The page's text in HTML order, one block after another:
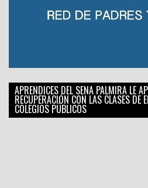
APRENDICES DEL SENA PALMIRA LE
RECUPERACIÓN CON LAS CLASES DE
COLEGIOS PÚBLICOS